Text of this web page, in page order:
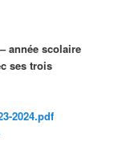
année scolaire
ses trois
2024.pdf